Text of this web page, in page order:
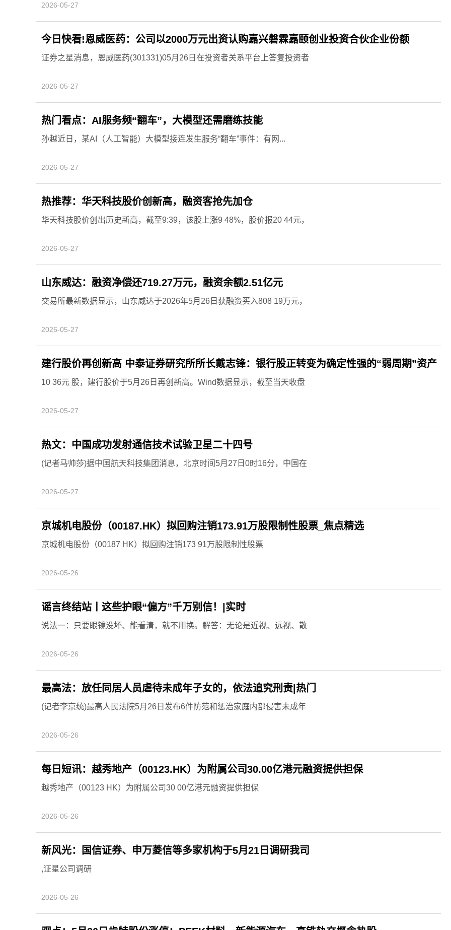
2026-05-27
今日快看!恩威医药：公司以2000万元出资认购嘉兴磐霖嘉颐创业投资合伙企业份额
证券之星消息，恩威医药(301331)05月26日在投资者关系平台上答复投资者
2026-05-27
热门看点：AI服务频“翻车”，大模型还需磨练技能
孙越近日，某AI（人工智能）大模型接连发生服务“翻车”事件：有网...
2026-05-27
热推荐：华天科技股价创新高，融资客抢先加仓
华天科技股价创出历史新高，截至9:39，该股上涨9 48%，股价报20 44元，
2026-05-27
山东威达：融资净偿还719.27万元，融资余额2.51亿元
交易所最新数据显示，山东威达于2026年5月26日获融资买入808 19万元，
2026-05-27
建行股价再创新高 中泰证券研究所所长戴志锋：银行股正转变为确定性强的“弱周期”资产
10 36元 股，建行股价于5月26日再创新高。Wind数据显示，截至当天收盘
2026-05-27
热文：中国成功发射通信技术试验卫星二十四号
(记者马帅莎)据中国航天科技集团消息，北京时间5月27日0时16分，中国在
2026-05-27
京城机电股份（00187.HK）拟回购注销173.91万股限制性股票_焦点精选
京城机电股份（00187 HK）拟回购注销173 91万股限制性股票
2026-05-26
谣言终结站丨这些护眼“偏方”千万别信！|实时
说法一：只要眼镜没坏、能看清，就不用换。解答：无论是近视、远视、散
2026-05-26
最高法：放任同居人员虐待未成年子女的，依法追究刑责|热门
(记者李京统)最高人民法院5月26日发布6件防范和惩治家庭内部侵害未成年
2026-05-26
每日短讯：越秀地产（00123.HK）为附属公司30.00亿港元融资提供担保
越秀地产（00123 HK）为附属公司30 00亿港元融资提供担保
2026-05-26
新风光：国信证券、申万菱信等多家机构于5月21日调研我司
,证星公司调研
2026-05-26